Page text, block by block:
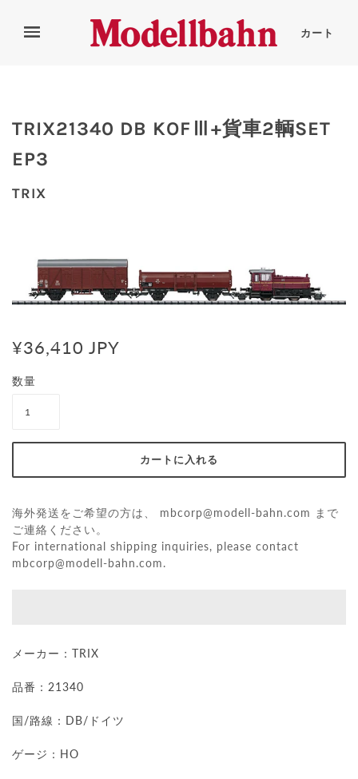
カート
TRIX21340 DB KOFⅢ+貨車2輌SET
EP3
TRIX
¥36,410 JPY
数量
海外発送をご希望の方は、 mbcorp@modell-bahn.com
まで
ご連絡ください。
For international shipping inquiries, please contact
mbcorp@modell-bahn.com.
メーカー：TRIX
品番：21340
国/路線：DB/ドイツ
ゲージ：HO